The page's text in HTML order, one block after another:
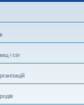
і сіл